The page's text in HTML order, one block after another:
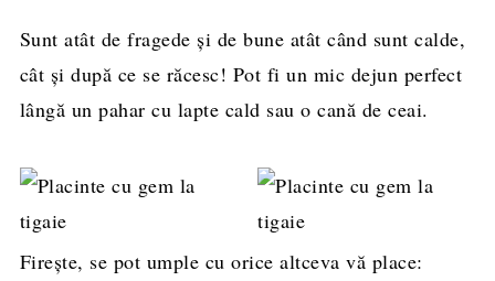
Sunt atât de fragede și de bune atât când sunt calde,
cât și după ce se răcesc! Pot fi un mic dejun perfect
lângă un pahar cu lapte cald sau o cană de ceai.
Firește, se pot umple cu orice altceva vă place: